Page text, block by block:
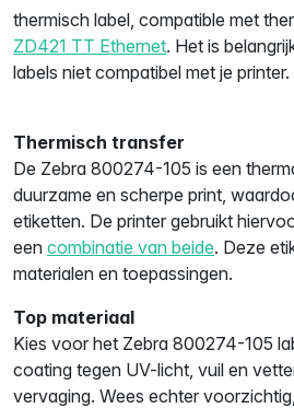
thermisch label, compatible met
ZD421 TT Ethernet. Het is
labels niet compatibel met je
Thermisch transfer
De Zebra 800274-105 is een
duurzame en scherpe print,
etiketten. De printer gebruikt
een combinatie van beide. Deze
materialen en toepassingen.
Top materiaal
Kies voor het Zebra 800274-105
coating tegen UV-licht, vuil en
vervaging. Wees echter